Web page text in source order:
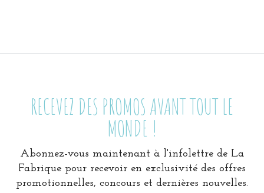
RECEVEZ DES PROMOS AVANT TOUT LE
MONDE !
Abonnez-vous maintenant à l'infolettre de La
Fabrique pour recevoir en exclusivité des offres
promotionnelles, concours et dernières nouvelles.